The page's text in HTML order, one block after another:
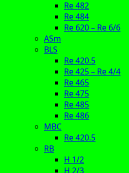
Re 482
Re 484
Re 620 – Re 6/6
ASm
BLS
Re 420.5
Re 425 – Re 4/4
Re 465
Re 475
Re 485
Re 486
MBC
Re 420.5
RB
H 1/2
H 2/3